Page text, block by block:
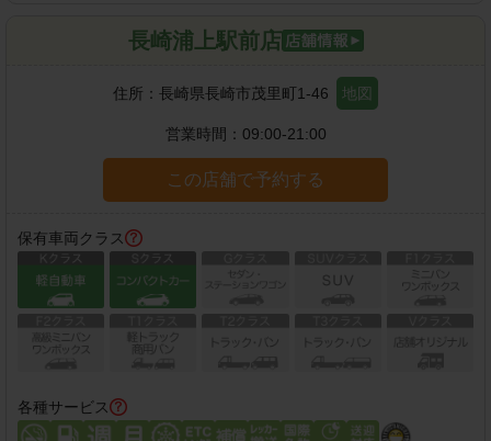
長崎浦上駅前店
住所： 長崎県長崎市茂里町1-46 地図
営業時間： 09:00-21:00
この店舗で予約する
保有車両クラス
各種サービス